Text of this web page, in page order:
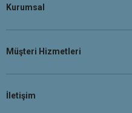
Kurumsal
Müşteri Hizmetleri
İletişim